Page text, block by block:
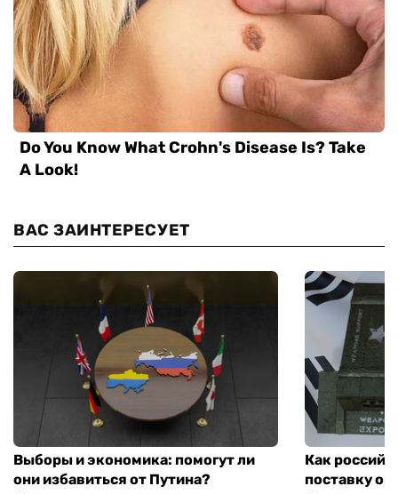
ВАС ЗАИНТЕРЕСУЕТ
Выборы и экономика: помогут ли
они избавиться от Путина?
Как
поставку